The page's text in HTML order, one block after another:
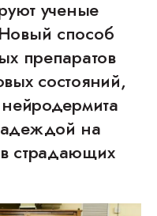
ученые
способ
препаратов
состояний,
на
страдающих